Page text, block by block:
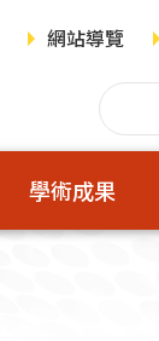
網站導覽
學術成果